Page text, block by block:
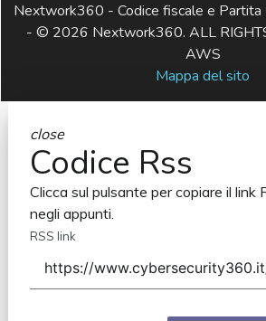
Nextwork360 - Codice fiscale e
- © 2026 Nextwork360. ALL
AWS
Mappa del sito
close
Codice Rss
Clicca sul pulsante per copiare il link
negli appunti.
RSS link